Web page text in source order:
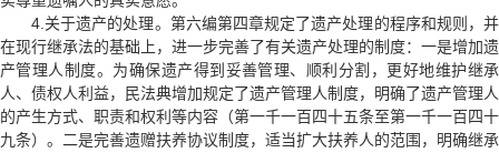
4.关于遗产的处理。第六编第四章规定了遗产处理的程序和规则，并
在现行继承法的基础上，进一步完善了有关遗产处理的制度：一是增加遗
产管理人制度。为确保遗产得到妥善管理、顺利分割，更好地维护继承
人、债权人利益，民法典增加规定了遗产管理人制度，明确了遗产管理人
的产生方式、职责和权利等内容（第一千一百四十五条至第一千一百四十
九条）。二是完善遗赠扶养协议制度，适当扩大扶养人的范围，明确继承